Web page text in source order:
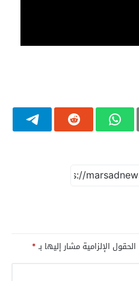
الحقول الإلزامية مشار إليها بـ*